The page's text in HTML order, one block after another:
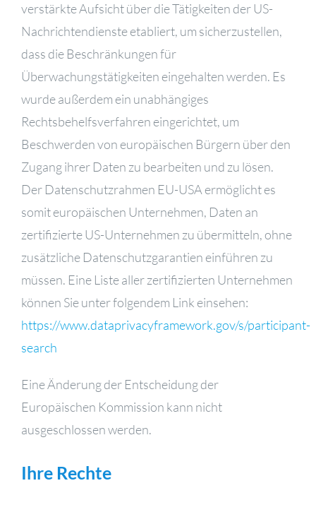
verstärkte Aufsicht über die Tätigkeiten der US-
Nachrichtendienste etabliert, um sicherzustellen,
dass die Beschränkungen für
Überwachungstätigkeiten eingehalten werden. Es
wurde außerdem ein unabhängiges
Rechtsbehelfsverfahren eingerichtet, um
Beschwerden von europäischen Bürgern über den
Zugang ihrer Daten zu bearbeiten und zu lösen.
Der Datenschutzrahmen EU-USA ermöglicht es
somit europäischen Unternehmen, Daten an
zertifizierte US-Unternehmen zu übermitteln, ohne
zusätzliche Datenschutzgarantien einführen zu
müssen. Eine Liste aller zertifizierten Unternehmen
können Sie unter folgendem Link einsehen:
https://www.dataprivacyframework.gov/s/participant-
search
Eine Änderung der Entscheidung der
Europäischen Kommission kann nicht
ausgeschlossen werden.
Ihre Rechte